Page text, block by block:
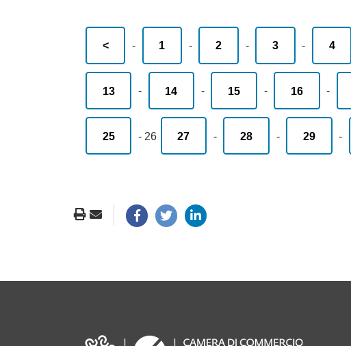
< - 1 - 2 - 3 - 4
13 - 14 - 15 - 16 -
25 - 26 27 - 28 - 29 -